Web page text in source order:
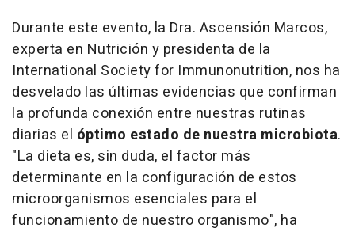
Durante este evento, la Dra. Ascensión Marcos,
experta en Nutrición y presidenta de la
International Society for Immunonutrition, nos ha
desvelado las últimas evidencias que confirman
la profunda conexión entre nuestras rutinas
diarias el óptimo estado de nuestra microbiota.
"La dieta es, sin duda, el factor más
determinante en la configuración de estos
microorganismos esenciales para el
funcionamiento de nuestro organismo", ha